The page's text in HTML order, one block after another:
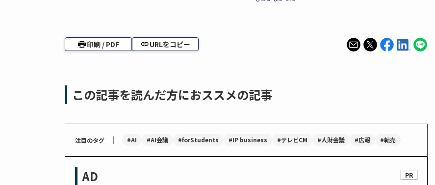
印刷 / PDF URLをコピー
この記事を読んだ方におススメの記事
注目のタグ ｜ #AI #AI会議 #forStudents #IP business #テレビCM #人財会議 #広報 #転売
AD